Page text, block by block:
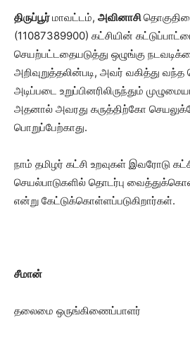
திருப்பூர்மாவட்டம், அவினாசி
(11087389900) கட்சியின்
செயற்பட்டதையடுத்து ஒழுங்கு
அறிவுறுத்தலின்படி, அவர் வகித்து வந்த
அடிப்படை உறுப்பினரிலிருந்தும்
அதனால் அவரது கருத்திற்கோ
பொறுப்பேற்காது.
நாம் தமிழர் கட்சி உறவுகள் இவரோடு
செயல்பாடுகளில் தொடர்பு
என்று கேட்டுக்கொள்ளப்படுகிறார்கள்.
சீமான்
தலைமை ஒருங்கிணைப்பாளர்